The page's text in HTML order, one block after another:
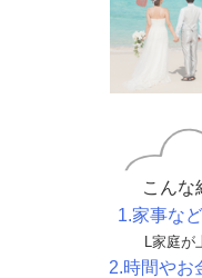
こん
1.家事な
L家庭が
2.時間やお